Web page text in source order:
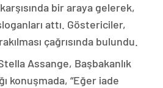
bir araya gelerek,
attı. Göstericiler,
çağrısında bulundu.
Assange, Başbakanlık
konuşmada, “Eğer iade